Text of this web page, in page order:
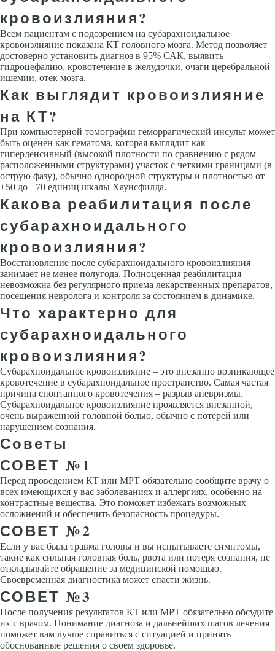
кровоизлияния?
Всем пациентам с подозрением на субарахноидальное
кровоизлияние показана КТ головного мозга. Метод позволяет
достоверно установить диагноз в 95% САК, выявить
гидроцефалию, кровотечение в желудочки, очаги церебральной
ишемии, отек мозга.
Как выглядит кровоизлияние
на КТ?
При компьютерной томографии геморрагический инсульт может
быть оценен как гематома, которая выглядит как
гиперденсивный (высокой плотности по сравнению с рядом
расположенными структурами) участок с четкими границами (в
острую фазу), обычно однородной структуры и плотностью от
+50 до +70 единиц шкалы Хаунсфилда.
Какова реабилитация после
субарахноидального
кровоизлияния?
Восстановление после субарахноидального кровоизлияния
занимает не менее полугода. Полноценная реабилитация
невозможна без регулярного приема лекарственных препаратов,
посещения невролога и контроля за состоянием в динамике.
Что характерно для
субарахноидального
кровоизлияния?
Субарахноидальное кровоизлияние – это внезапно возникающее
кровотечение в субарахноидальное пространство. Самая частая
причина спонтанного кровотечения – разрыв аневризмы.
Субарахноидальное кровоизлияние проявляется внезапной,
очень выраженной головной болью, обычно с потерей или
нарушением сознания.
Советы
СОВЕТ №1
Перед проведением КТ или МРТ обязательно сообщите врачу о
всех имеющихся у вас заболеваниях и аллергиях, особенно на
контрастные вещества. Это поможет избежать возможных
осложнений и обеспечить безопасность процедуры.
СОВЕТ №2
Если у вас была травма головы и вы испытываете симптомы,
такие как сильная головная боль, рвота или потеря сознания, не
откладывайте обращение за медицинской помощью.
Своевременная диагностика может спасти жизнь.
СОВЕТ №3
После получения результатов КТ или МРТ обязательно обсудите
их с врачом. Понимание диагноза и дальнейших шагов лечения
поможет вам лучше справиться с ситуацией и принять
обоснованные решения о своем здоровье.